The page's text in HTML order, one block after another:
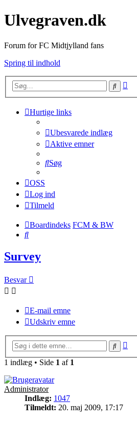
Ulvegraven.dk
Forum for FC Midtjylland fans
Spring til indhold
Søg
Hurtige links
Ubesvarede indlæg
Aktive emner
Søg
OSS
Log ind
Tilmeld
Boardindeks FCM & BW
Søg
Survey
Besvar
E-mail emne
Udskriv emne
Søg
1 indlæg • Side 1 af 1
Administrator
Indlæg: 1047
Tilmeldt: 20. maj 2009, 17:17